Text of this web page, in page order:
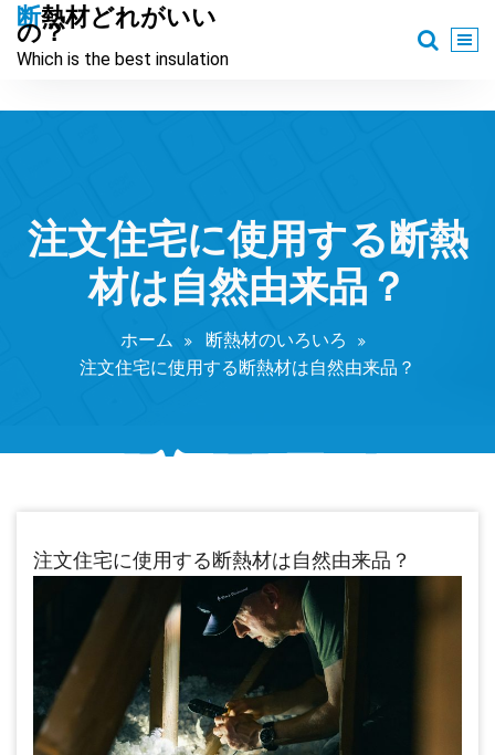
ツ
断熱材どれがいい
の？
Which is the best insulation
注文住宅に使用する断熱
材は自然由来品？
ホーム
断熱材のいろいろ
注文住宅に使用する断熱材は自然由来品？
注文住宅に使用する断熱材は自然由来品？